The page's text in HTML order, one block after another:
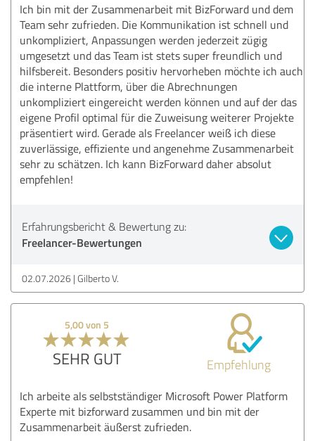
Ich bin mit der Zusammenarbeit mit BizForward und dem
Team sehr zufrieden. Die Kommunikation ist schnell und
unkompliziert, Anpassungen werden jederzeit zügig
umgesetzt und das Team ist stets super freundlich und
hilfsbereit. Besonders positiv hervorheben möchte ich auch
die interne Plattform, über die Abrechnungen
unkompliziert eingereicht werden können und auf der das
eigene Profil optimal für die Zuweisung weiterer Projekte
präsentiert wird. Gerade als Freelancer weiß ich diese
zuverlässige, effiziente und angenehme Zusammenarbeit
sehr zu schätzen. Ich kann BizForward daher absolut
empfehlen!
Erfahrungsbericht & Bewertung zu:
Freelancer-Bewertungen
02.07.2026 Gilberto V.
5,00 von 5
SEHR GUT Empfehlung
Ich arbeite als selbstständiger Microsoft Power Platform
Experte mit bizforward zusammen und bin mit der
Zusammenarbeit äußerst zufrieden.